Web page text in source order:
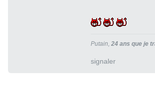
Putain, 24 ans que je
signaler